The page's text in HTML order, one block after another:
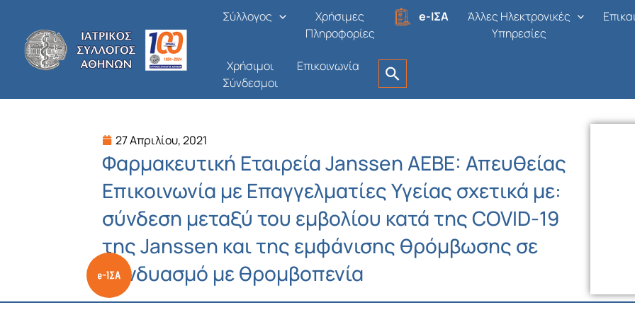
περιεχόμενο
Σύλλογος
Χρήσιμες
Πληροφορίες
e-ΙΣΑ
Άλλες Ηλεκτρονικές
Υπηρεσίες
Χρήσιμοι
Σύνδεσμοι
Επικοινωνία
27 Απριλίου, 2021
Φαρμακευτική Εταιρεία Janssen AEBE: Απευθείας
Επικοινωνία με Επαγγελματίες Υγείας σχετικά με:
σύνδεση μεταξύ του εμβολίου κατά της COVID-19
της Janssen και της εμφάνισης θρόμβωσης σε
συνδυασμό με θρομβοπενία